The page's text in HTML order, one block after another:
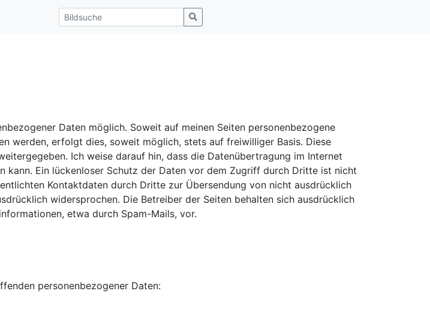
Daten möglich. Soweit auf meinen Seiten personenbezogene
werden, erfolgt dies, soweit möglich, stets auf freiwilliger Basis. Diese
Ich weise darauf hin, dass die Datenübertragung im Internet
kann. Ein lückenloser Schutz der Daten vor dem Zugriff durch Dritte ist nicht
Kontaktdaten durch Dritte zur Übersendung von nicht ausdrücklich
widersprochen. Die Betreiber der Seiten behalten sich ausdrücklich
etwa durch Spam-Mails, vor.
personenbezogener Daten: